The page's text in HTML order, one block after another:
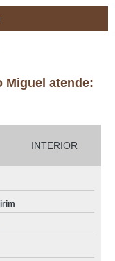
Miguel atende:
INTERIOR